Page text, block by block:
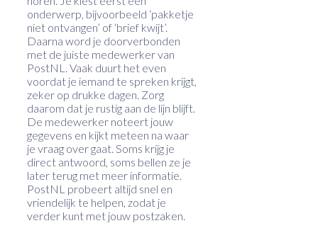
onderwerp, bijvoorbeeld ‘pakketje
niet ontvangen’ of ‘brief kwijt’.
Daarna word je doorverbonden
met de juiste medewerker van
PostNL. Vaak duurt het even
voordat je iemand te spreken krijgt,
zeker op drukke dagen. Zorg
daarom dat je rustig aan de lijn blijft.
De medewerker noteert jouw
gegevens en kijkt meteen na waar
je vraag over gaat. Soms krijg je
direct antwoord, soms bellen ze je
later terug met meer informatie.
PostNL probeert altijd snel en
vriendelijk te helpen, zodat je
verder kunt met jouw postzaken.